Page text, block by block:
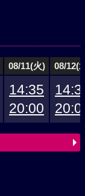
08/11(火) 08/12(
14:35
20:00